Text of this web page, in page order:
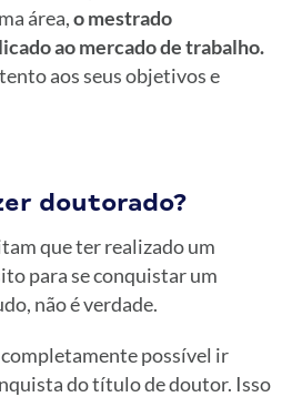
área,o mestrado
ao mercado de trabalho.
aos seus objetivos e
doutorado?
que ter realizado um
para se conquistar um
não é verdade.
possível ir
do título de doutor. Isso